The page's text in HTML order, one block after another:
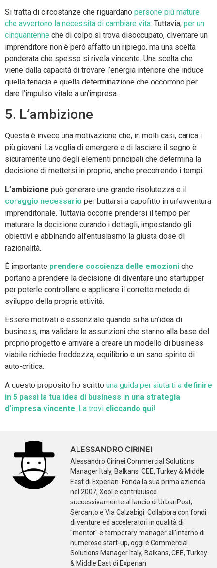
Si tratta di circostanze che riguardano persone più mature
che avvertono la necessità di cambiare vita. Tuttavia, per un
cinquantenne che di colpo si trova disoccupato, diventare un
imprenditore non è però affatto un ripiego, ma una scelta
ponderata che spesso si rivela vincente. Una scelta che
viene dalla capacità di trovare l’energia interiore che induce
quella tenacia e quella determinazione che occorrono per
dare l’impulso vitale a un’impresa.
5. L’ambizione
Questa è invece una motivazione che, in molti casi, carica i
più giovani. La voglia di emergere e di lasciare il segno è
sicuramente uno degli elementi principali che determina la
decisione di mettersi in proprio, anche precorrendo i tempi.
L’ambizione può generare una grande risolutezza e il
coraggio necessario per buttarsi a capofitto in un’avventura
imprenditoriale. Tuttavia occorre prendersi il tempo per
maturare la decisione curando i dettagli, impostando gli
obiettivi e abbinando all’entusiasmo la giusta dose di
razionalità.
È importante prendere coscienza delle emozioni che
portano a prendere la decisione di diventare uno startupper
per poterle controllare e applicare il corretto metodo di
sviluppo della propria attività.
Essere motivati è essenziale quando si ha un’idea di
business, ma validare le assunzioni che stanno alla base del
proprio progetto e arrivare a creare un modello di business
viabile richiede freddezza, equilibrio e un sano spirito di
auto-critica.
A questo proposito ho scritto una guida per aiutarti a definire
in 5 passi la tua idea di business in una strategia
d’impresa vincente. La trovi cliccando qui!
ALESSANDRO CIRINEI
Alessandro Cirinei Commercial Solutions
Manager Italy, Balkans, CEE, Turkey & Middle
East di Experian. Fonda la sua prima azienda
nel 2007, Xool e contribuisce
successivamente al lancio di UrbanPost,
Sercanto e Via Calzabigi. Collabora con fondi
di venture ed acceleratori in qualità di
"mentor" e temporary manager all'interno di
numerose start-up, oggi è Commercial
Solutions Manager Italy, Balkans, CEE, Turkey
& Middle East di Experian